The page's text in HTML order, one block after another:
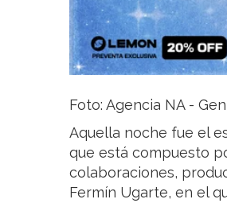
Foto: Agencia NA -
Aquella noche fue el
que está compuesto
colaboraciones,
Fermín Ugarte, en el